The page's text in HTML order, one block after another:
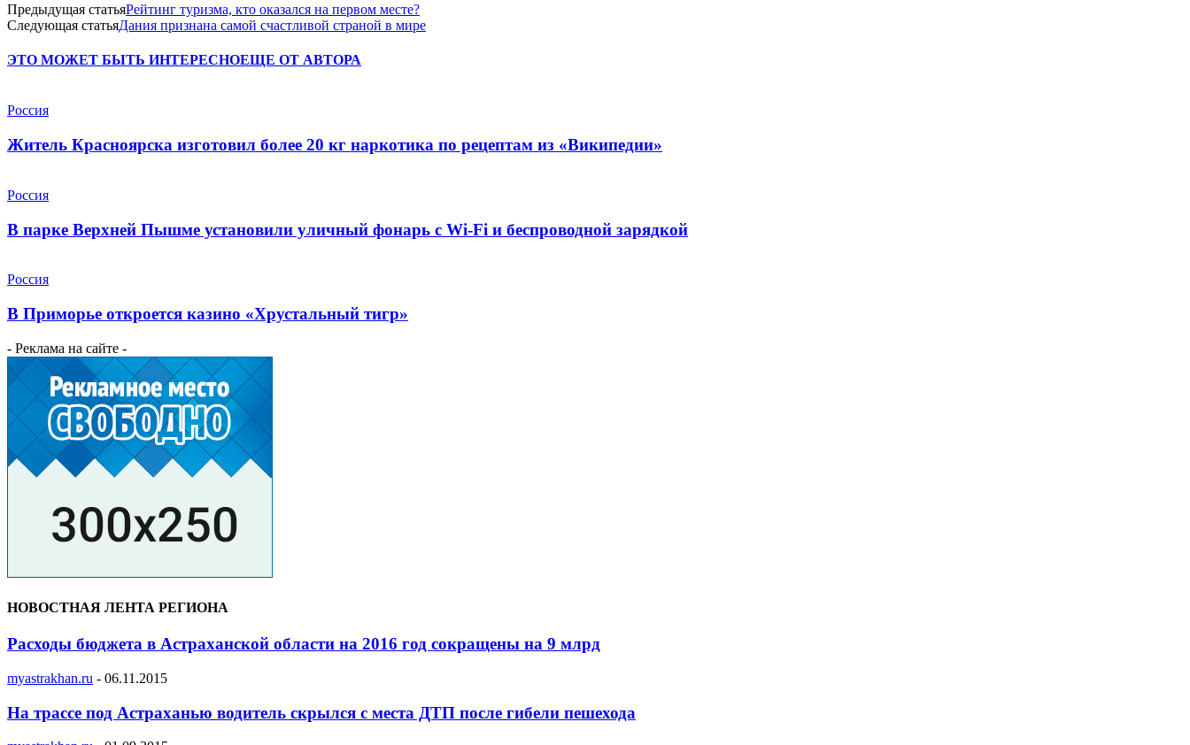
Предыдущая статьяРейтинг туризма, кто оказался на первом месте?
Следующая статьяДания признана самой счастливой страной в мире
ЭТО МОЖЕТ БЫТЬ ИНТЕРЕСНОЕЩЕ ОТ АВТОРА
Россия
Житель Красноярска изготовил более 20 кг наркотика по рецептам из «Википедии»
Россия
В парке Верхней Пышме установили уличный фонарь с Wi-Fi и беспроводной зарядкой
Россия
В Приморье откроется казино «Хрустальный тигр»
- Реклама на сайте -
НОВОСТНАЯ ЛЕНТА РЕГИОНА
Расходы бюджета в Астраханской области на 2016 год сокращены на 9 млрд
myastrakhan.ru - 06.11.2015
На трассе под Астраханью водитель скрылся с места ДТП после гибели пешехода